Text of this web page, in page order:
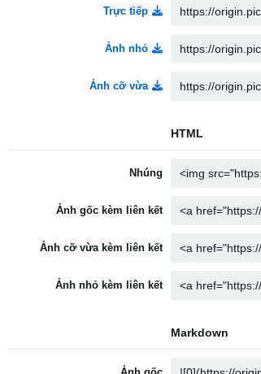
Trực tiếp
Ảnh nhỏ
Ảnh cỡ vừa
HTML
Nhúng
Ảnh gốc kèm liên kết
Ảnh cỡ vừa kèm liên kết
Ảnh nhỏ kèm liên kết
Markdown